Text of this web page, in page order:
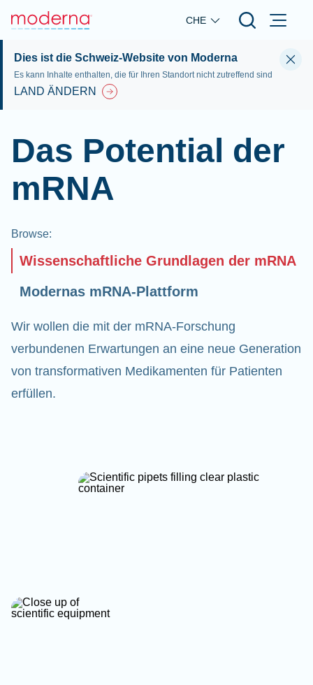
Skip to main content
CHE
Dies ist die Schweiz-Website von Moderna
Es kann Inhalte enthalten, die für Ihren Standort nicht zutreffend sind
LAND ÄNDERN
Das Potential der
mRNA
Browse:
Wissenschaftliche Grundlagen der mRNA
Modernas mRNA-Plattform
Wir wollen die mit der mRNA-Forschung
verbundenen Erwartungen an eine neue Generation
von transformativen Medikamenten für Patienten
erfüllen.